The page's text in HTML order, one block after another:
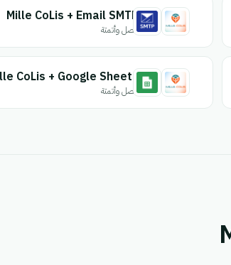
Mille CoLis + Email SMTP
اتصل وأتمتة
CoLis + Google Sheets
اتصل وأتمتة